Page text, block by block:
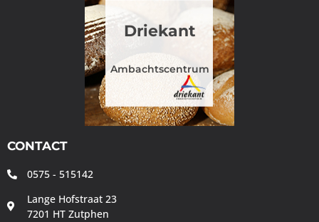
Driekant
Ambachtscentrum
CONTACT
0575 - 515142
Lange Hofstraat 23
7201 HT Zutphen